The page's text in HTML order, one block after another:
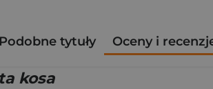
Podobne tytuły Oceny i
kosa